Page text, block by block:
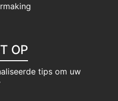
OP
tips om uw